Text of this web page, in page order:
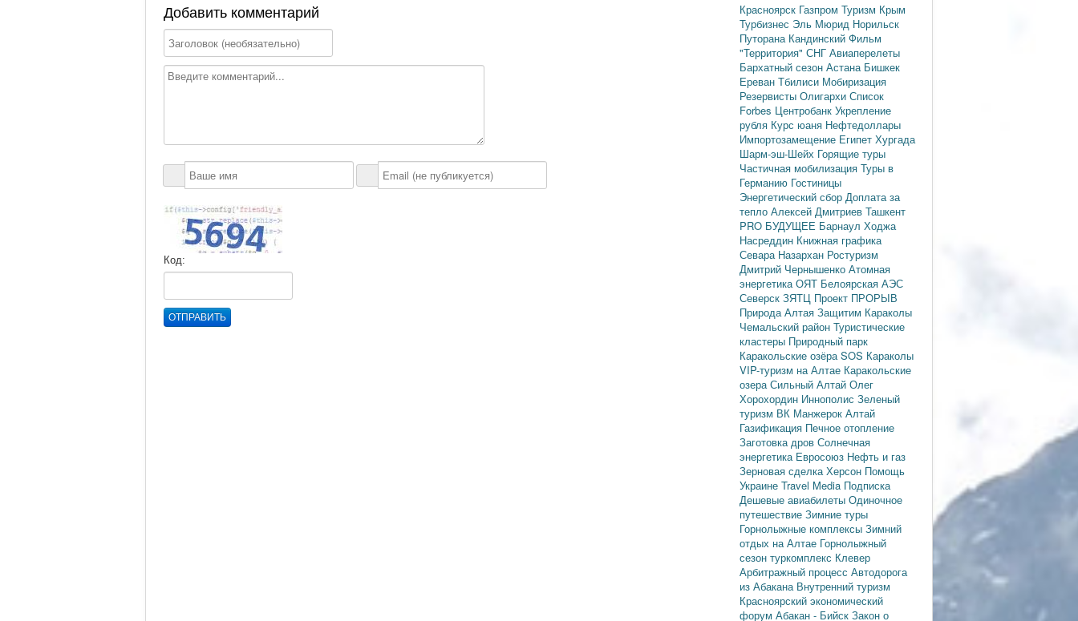
Добавить комментарий
Код:
ОТПРАВИТЬ
Красноярск Газпром Туризм Крым
Турбизнес Эль Мюрид Норильск
Путорана Кандинский Фильм
"Территория" СНГ Авиаперелеты
Бархатный сезон Астана Бишкек
Ереван Тбилиси Мобиризация
Резервисты Олигархи Список
Forbes Центробанк Укрепление
рубля Курс юаня Нефтедоллары
Импортозамещение Египет Хургада
Шарм-эш-Шейх Горящие туры
Частичная мобилизация Туры в
Германию Гостиницы
Энергетический сбор Доплата за
тепло Алексей Дмитриев Ташкент
PRO БУДУЩЕЕ Барнаул Ходжа
Насреддин Книжная графика
Севара Назархан Ростуризм
Дмитрий Чернышенко Атомная
энергетикаОЯТ Белоярская АЭС
Северск ЗЯТЦ Проект ПРОРЫВ
Природа Алтая Защитим Караколы
Чемальский район Туристические
кластеры Природный парк
Каракольские озёраSOS Караколы
VIP-туризм на Алтае Каракольские
озераСильный Алтай Олег
Хорохордин Иннополис Зеленый
туризм ВК Манжерок Алтай
Газификация Печное отопление
Заготовка дров Солнечная
энергетика Евросоюз Нефть и газ
Зерновая сделкаХерсон Помощь
Украине Travel Media Подписка
Дешевые авиабилеты Одиночное
путешествие Зимние туры
Горнолыжные комплексы Зимний
отдых на Алтае Горнолыжный
сезон туркомплекс Клевер
Арбитражный процесс Автодорога
из Абакана Внутренний туризм
Красноярский экономический
форум Абакан - Бийск Закон о